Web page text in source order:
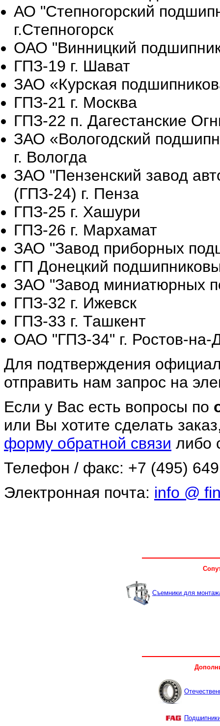
АО "Степногорский
г.Степногорск
ОАО "Винницкий
ГПЗ-19 г. Шават
ЗАО «Курская
ГПЗ-21 г. Москва
ГПЗ-22 п. Дагестанские
ЗАО «Вологодский
г. Вологда
ЗАО "Пензенский завод
(ГПЗ-24) г. Пенза
ГПЗ-25 г. Хашури
ГПЗ-26 г. Мархамат
ЗАО "Завод приборных
ГП Донецкий
ЗАО "Завод миниатюрных
ГПЗ-32 г. Ижевск
ГПЗ-33 г. Ташкент
ОАО "ГПЗ-34" г. Ростов-на-
Для подтверждения
отправить нам запрос на
Если у Вас есть вопросы по
или Вы хотите сделать
форму обратной связи либо
Телефон / факс: +7 (495)
Электронная почта: info @
Съемники для